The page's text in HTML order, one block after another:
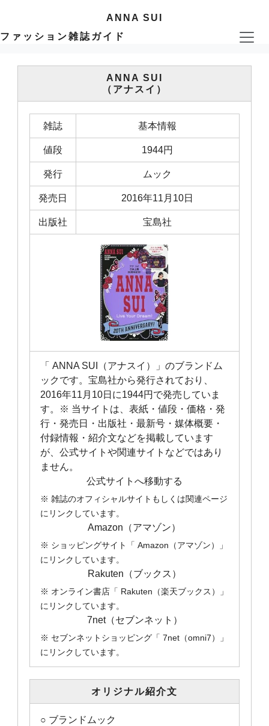
ANNA SUI
ファッション雑誌ガイド
ANNA SUI
（アナスイ）
雑誌 基本情報
値段 1944円
発行 ムック
発売日 2016年11月10日
出版社 宝島社
「 ANNA SUI（アナスイ）」のブランドム
ックです。宝島社から発行されており、
2016年11月10日に1944円で発売していま
す。※ 当サイトは、表紙・値段・価格・発
行・発売日・出版社・最新号・媒体概要・
付録情報・紹介文などを掲載しています
が、公式サイトや関連サイトなどではあり
ません。
公式サイトへ移動する
※ 雑誌のオフィシャルサイトもしくは関連ページ
にリンクしています。
Amazon（アマゾン）
※ ショッピングサイト「 Amazon（アマゾン）」
にリンクしています。
Rakuten（ブックス）
※ オンライン書店「 Rakuten（楽天ブックス）」
にリンクしています。
7net（セブンネット）
※ セブンネットショッピング「 7net（omni7）」
にリンクしています。
オリジナル紹介文
○ ブランドムック